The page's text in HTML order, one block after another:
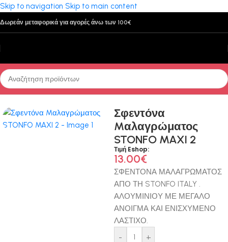
Skip to navigation Skip to main content
Δωρεάν μεταφορικά για αγορές άνω των 100€
Αρχική σελίδα/Παρελκόμενα
Σφεντόνα
Mαλαγρώματος
STONFO MAXI 2
Τιμή Eshop:
13.00€
ΣΦΕΝΤΟΝΑ ΜΑΛΑΓΡΩΜΑΤΟΣ
ΑΠΟ ΤΗ STONFO ITALY .
ΑΛΟΥΜΙΝΙΟΥ ΜΕ ΜΕΓΑΛΟ
ΑΝΟΙΓΜΑ ΚΑΙ ΕΝΙΣΧΥΜΕΝΟ
ΛΑΣΤΙΧΟ.
-
+